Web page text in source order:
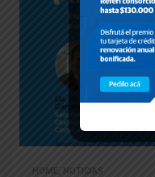
HOME NOTICIAS